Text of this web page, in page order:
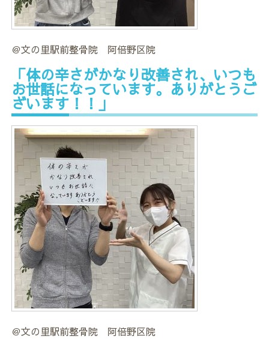
＠文の里駅前整骨院 阿倍野区院
「体の辛さがかなり改善され、いつも
お世話になっています。ありがとうご
ざいます！！」
＠文の里駅前整骨院 阿倍野区院